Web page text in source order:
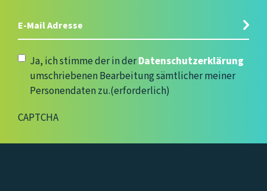
E-
Datenschutzerklärung(erforderlich)
Ja, ich stimme der in derDatenschutzerklärung
umschriebenen Bearbeitung sämtlicher meiner
Personendaten zu.(erforderlich)
CAPTCHA